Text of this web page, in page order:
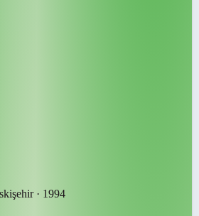
· 1994